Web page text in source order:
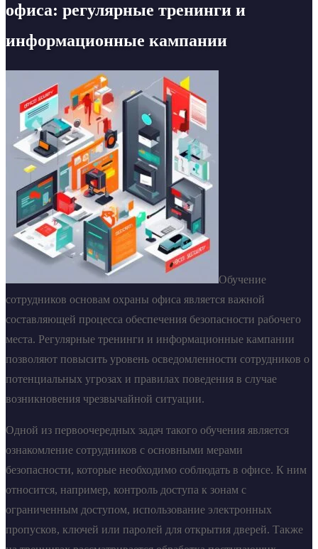
офиса: регулярные тренинги и
информационные кампании
Обучение
сотрудников основам охраны офиса является важной
составляющей процесса обеспечения безопасности рабочего
места. Регулярные тренинги и информационные кампании
позволяют повысить уровень осведомленности сотрудников о
потенциальных угрозах и правилах поведения в случае
возникновения чрезвычайной ситуации.
Одной из первоочередных задач такого обучения является
ознакомление сотрудников с основными мерами
безопасности, которые необходимо соблюдать в офисе. К ним
относится, например, контроль доступа к зонам с
ограниченным доступом, использование электронных
пропусков, ключей или паролей для открытия дверей. Также